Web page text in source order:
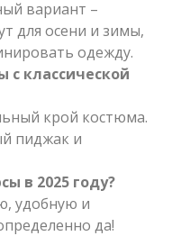
вариант –
для осени и зимы,
одежду.
классической
крой костюма.
пиджак и
в 2025 году?
удобную и
да!